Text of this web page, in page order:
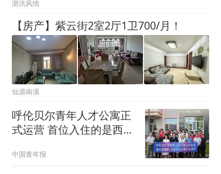
泗洪风情
【房产】紫云街2室2厅1卫700/月！
仙源南溪
呼伦贝尔青年人才公寓正
式运营 首位入住的是西部
中国青年报